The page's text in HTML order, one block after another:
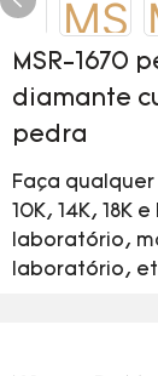
MSR-1670
diamante
pedra
Faça
10K, 14K,
laboratório,
laboratório,